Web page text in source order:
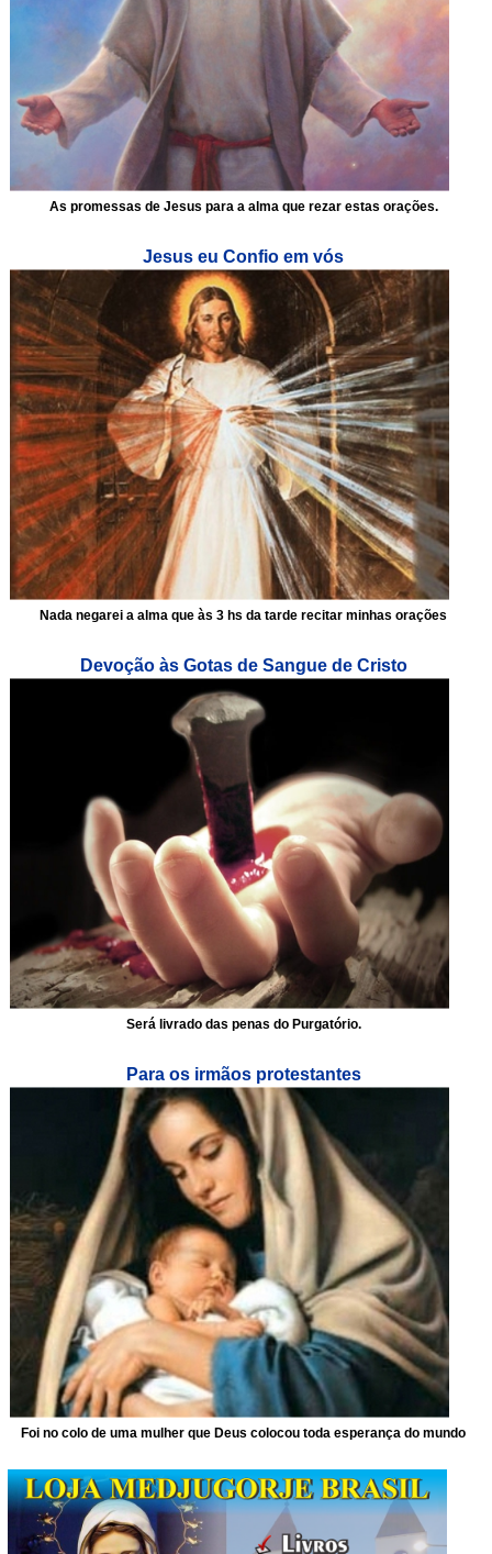
As promessas de Jesus para a alma que rezar estas orações.
Jesus eu Confio em vós
Nada negarei a alma que às 3 hs da tarde recitar minhas orações
Devoção às Gotas de Sangue de Cristo
Será livrado das penas do Purgatório.
Para os irmãos protestantes
Foi no colo de uma mulher que Deus colocou toda esperança do mundo